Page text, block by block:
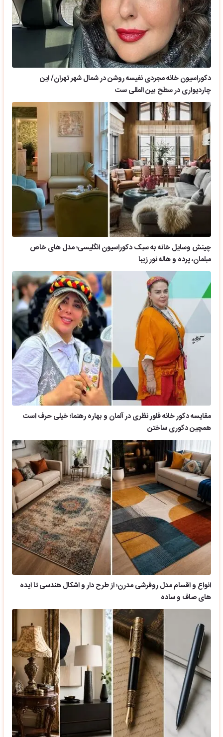
دکوراسیون خانه مجردی نفیسه روشن در شمال شهر تهران/ این
چاردیواری در سطح بین المللی ست
چینش وسایل خانه به سبک دکوراسیون انگلیسی؛ مدل های خاص
مبلمان، پرده و هاله نور زیبا
مقایسه دکور خانه فلور نظری در آلمان و بهاره رهنما؛ خیلی حرف است
همچین دکوری ساختن
انواع و اقسام مدل روفرشی مدرن؛ از طرح دار و اشکال هندسی تا ایده
های صاف و ساده